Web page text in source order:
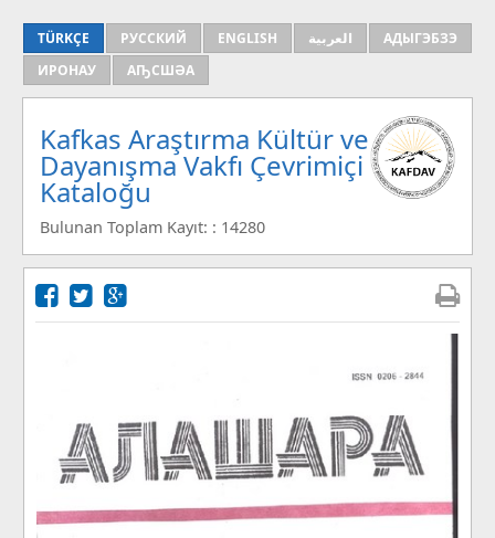
TÜRKÇE РУССКИЙ ENGLISH العربية
АДЫГЭБЗЭ
ИРОНАУ
АҦСШӘА
Kafkas Araştırma Kültür ve
Dayanışma Vakfı Çevrimiçi
Kataloğu
Bulunan Toplam Kayıt: : 14280